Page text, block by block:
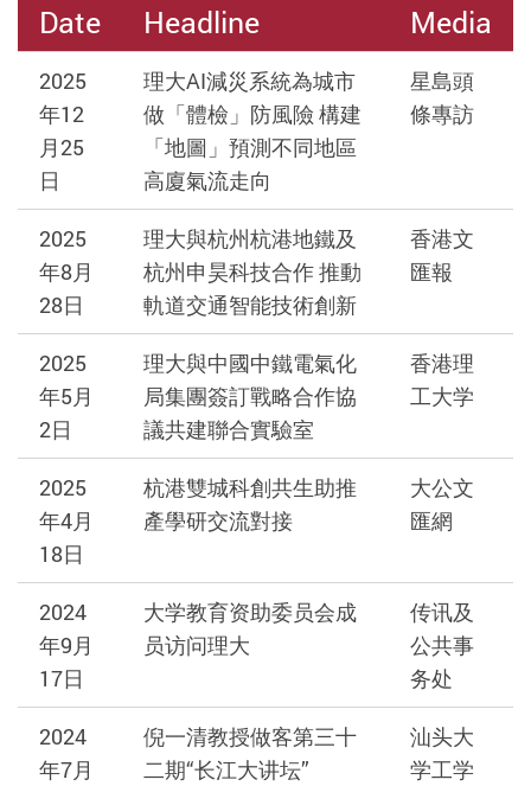
Date Headline Media
2025
年12
月25
日
理大AI減災系統為城市
做「體檢」防風險 構建
「地圖」預測不同地區
高廈氣流走向
星島頭
條專訪
2025
年8月
28日
理大與杭州杭港地鐵及
杭州申昊科技合作 推動
軌道交通智能技術創新
香港文
匯報
2025
年5月
2日
理大與中國中鐵電氣化
局集團簽訂戰略合作協
議共建聯合實驗室
香港理
工大学
2025
年4月
18日
杭港雙城科創共生助推
產學研交流對接
大公文
匯網
2024
年9月
17日
大学教育资助委员会成
员访问理大
传讯及
公共事
务处
2024
年7月
倪一清教授做客第三十
二期“长江大讲坛”
汕头大
学工学